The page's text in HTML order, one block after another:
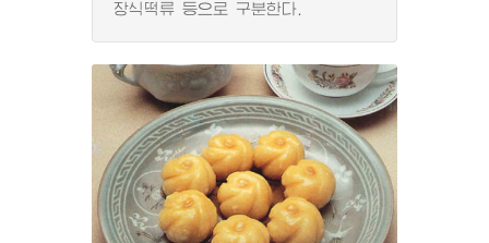
장식떡류 등으로 구분한다.